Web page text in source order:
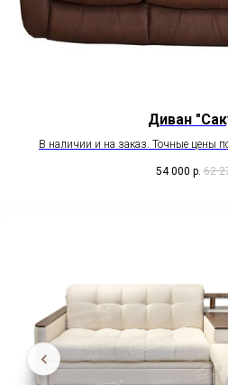
Диван
В наличии и на заказ. Точные цены
54 000 р. 62